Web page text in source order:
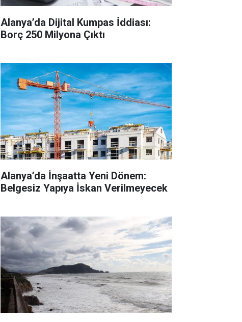
Alanya’da Dijital Kumpas İddiası:
Borç 250 Milyona Çıktı
Alanya’da İnşaatta Yeni Dönem:
Belgesiz Yapıya İskan Verilmeyecek